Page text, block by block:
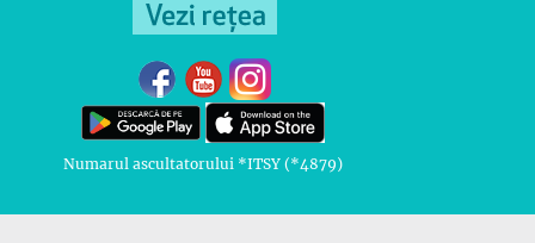
Numarul ascultatorului *ITSY (*4879)